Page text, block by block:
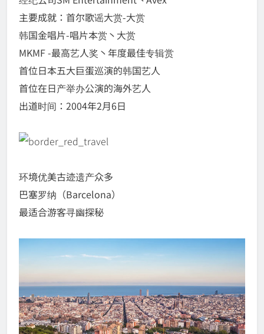
主要成就：首尔歌谣大赏-大赏
韩国金唱片-唱片本赏丶大赏
MKMF -最高艺人奖丶年度最佳专辑赏
首位日本五大巨蛋巡演的韩国艺人
首位在日产举办公演的海外艺人
出道时间：2004年2月6日
环境优美古迹遗产众多
巴塞罗纳（Barcelona）
最适合游客寻幽探秘